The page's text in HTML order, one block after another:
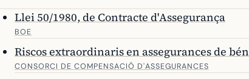
Llei 50/1980, de Contracte d'Assegurança
BOE
Riscos extraordinaris en assegurances de
CONSORCI DE COMPENSACIÓ D'ASSEGURANCES